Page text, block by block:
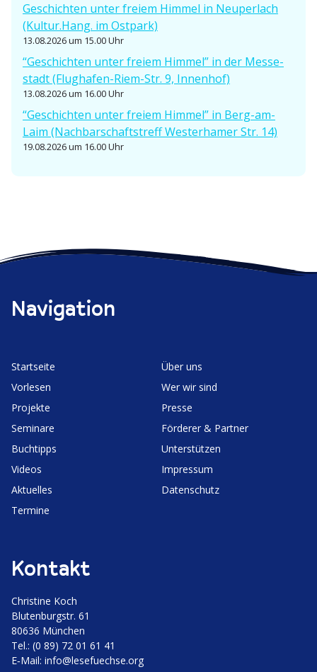
Geschichten unter freiem Himmel in Neuperlach
(Kultur.Hang. im Ostpark)
13.08.2026 um 15.00 Uhr
“Geschichten unter freiem Himmel” in der Messe­
stadt (Flughafen-Riem-Str. 9, Innenhof)
13.08.2026 um 16.00 Uhr
“Geschichten unter freiem Himmel” in Berg-am-
Laim (Nachbar­schafts­treff Wester­hamer Str. 14)
19.08.2026 um 16.00 Uhr
Navigation
Start­seite
Vorlesen
Projekte
Seminare
Buchtipps
Videos
Aktuelles
Termine
Über uns
Wer wir sind
Presse
Förderer & Partner
Unter­stützen
Impressum
Daten­schutz
Kontakt
Christine Koch
Bluten­burgstr. 61
80636 München
Tel.: (0 89) 72 01 61 41
E‑Mail: info@lesefuechse.org